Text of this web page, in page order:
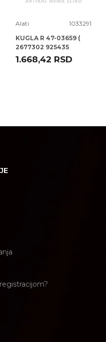
Alati
1033291
KUGLA R 47-03659 (
2677302 925435
CD0013 ) A3 -12
TALOSA
1.668,42 RSD